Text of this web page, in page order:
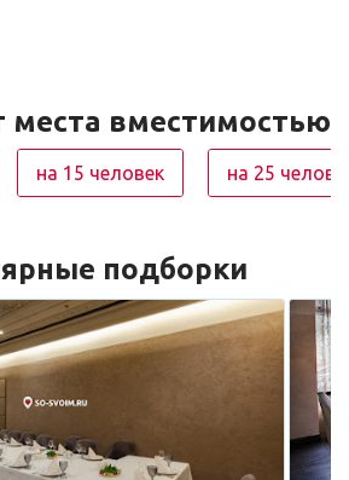
места вместимостью
на 15 человек на 25
подборки